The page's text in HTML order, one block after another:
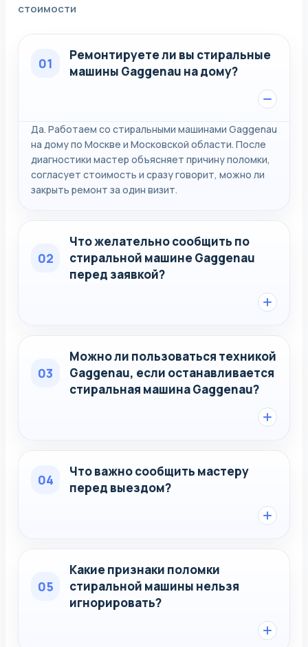
стоимости
01
Ремонтируете ли вы стиральные
машины Gaggenau на дому?
Да. Работаем со стиральными машинами Gaggenau
на дому по Москве и Московской области. После
диагностики мастер объясняет причину поломки,
согласует стоимость и сразу говорит, можно ли
закрыть ремонт за один визит.
02
Что желательно сообщить по
стиральной машине Gaggenau
перед заявкой?
03
Можно ли пользоваться техникой
Gaggenau, если останавливается
стиральная машина Gaggenau?
04
Что важно сообщить мастеру
перед выездом?
05
Какие признаки поломки
стиральной машины нельзя
игнорировать?